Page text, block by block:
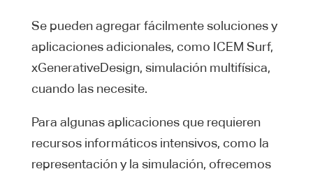
Se pueden agregar fácilmente soluciones y
aplicaciones adicionales, como ICEM Surf,
xGenerativeDesign, simulación multifísica,
cuando las necesite.
Para algunas aplicaciones que requieren
recursos informáticos intensivos, como la
representación y la simulación, ofrecemos